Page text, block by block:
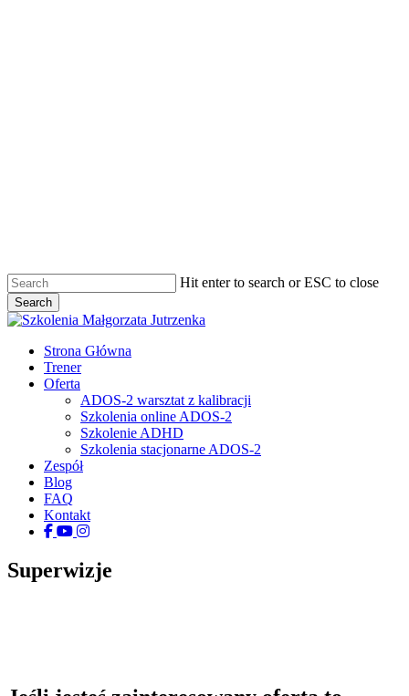
Hit enter to search or ESC to close
Search
Close
Menu
Strona Główna
Trener
Oferta
ADOS-2 warsztat z kalibracji
Szkolenia online ADOS-2
Szkolenie ADHD
Szkolenia stacjonarne ADOS-2
Zespół
Blog
FAQ
Kontakt
facebook
youtubeinstagram
tiktok
Superwizje